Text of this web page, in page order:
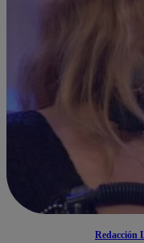
Redacción